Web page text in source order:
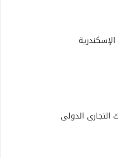
التجارى الدولى